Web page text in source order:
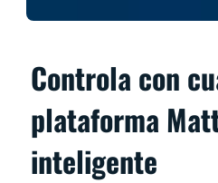
Controla con
plataforma
inteligente